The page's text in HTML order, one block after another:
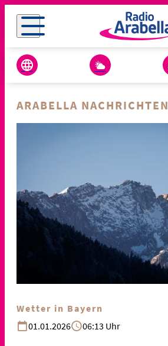
ARABELLA NACHRICHTEN
Wetter in Bayern
01.01.2026
06:13 Uhr